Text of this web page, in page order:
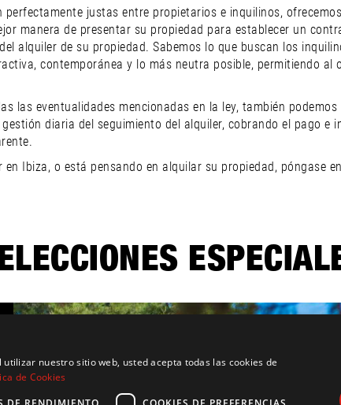
justas entre propietarios e inquilinos,
manera de presentar su propiedad para establecer un
alquiler de su propiedad. Sabemos lo que buscan los
contemporánea y lo más neutra posible, permitiendo al
las eventualidades mencionadas en la ley, también
diaria del seguimiento del alquiler, cobrando el pago
Ibiza, o está pensando en alquilar su propiedad, póngase
nuestro sitio web, usted acepta todas las cookies de
de Cookies